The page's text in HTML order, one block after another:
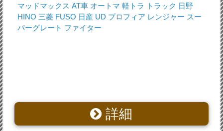
マッドマックス AT車 オートマ 軽トラ トラック 日野
HINO 三菱 FUSO 日産 UD プロフィア レンジャー スー
パーグレート ファイター
詳細